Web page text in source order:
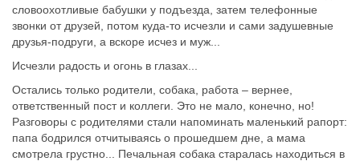
словоохотливые бабушки у подъезда, затем телефонные
звонки от друзей, потом куда-то исчезли и сами задушевные
друзья-подруги, а вскоре исчез и муж...
Исчезли радость и огонь в глазах...
Остались только родители, собака, работа – вернее,
ответственный пост и коллеги. Это не мало, конечно, но!
Разговоры с родителями стали напоминать маленький рапорт:
папа бодрился отчитываясь о прошедшем дне, а мама
смотрела грустно... Печальная собака старалась находиться в